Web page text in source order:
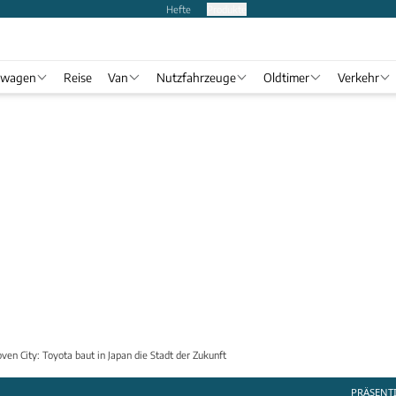
Hefte
Reise Van Nutzfahrzeuge Oldtimer Verkehr
City: Toyota baut in Japan die Stadt der Zukunft